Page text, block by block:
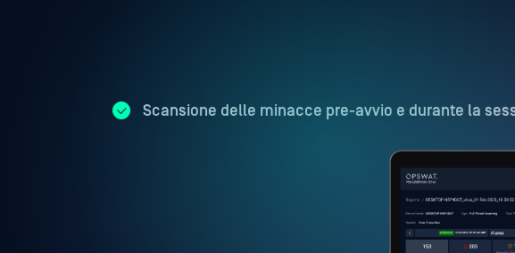
Scansione delle minacce pre-avvio e durante la